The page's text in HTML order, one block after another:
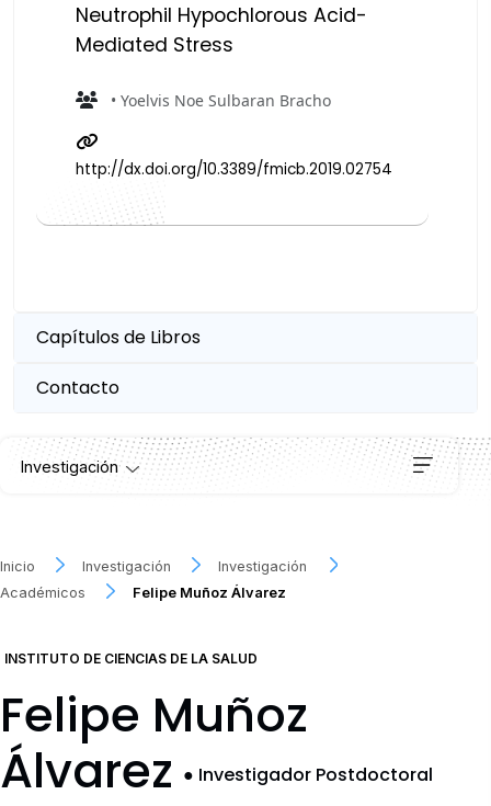
Neutrophil Hypochlorous Acid-
Mediated Stress
• Yoelvis Noe Sulbaran Bracho
http://dx.doi.org/10.3389/fmicb.2019.02754
Capítulos de Libros
Contacto
Investigación
Proyectos
Convocatorias
Inicio Investigación
Investigación
Académicos
Felipe Muñoz Álvarez
INSTITUTO DE CIENCIAS DE LA SALUD
Felipe Muñoz
Álvarez ● Investigador Postdoctoral